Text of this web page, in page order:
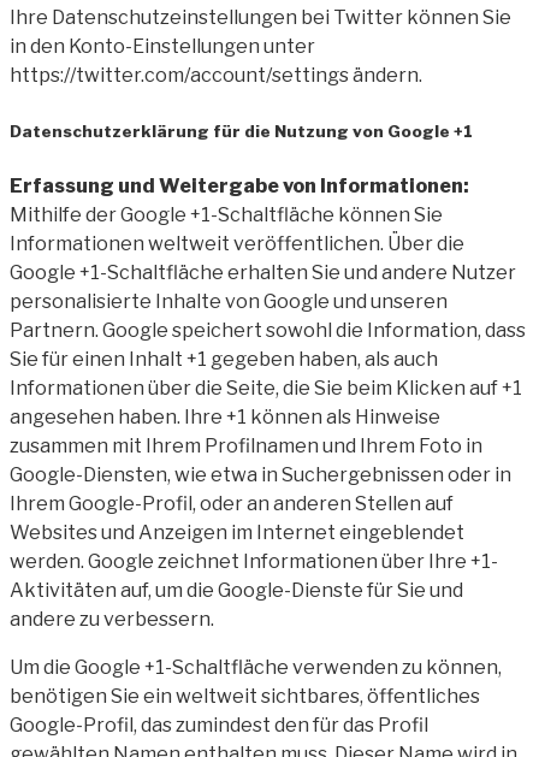
Ihre Datenschutzeinstellungen bei Twitter können Sie
in den Konto-Einstellungen unter
https://twitter.com/account/settings ändern.
Datenschutzerklärung für die Nutzung von Google +1
Erfassung und Weitergabe von Informationen:
Mithilfe der Google +1-Schaltfläche können Sie
Informationen weltweit veröffentlichen. Über die
Google +1-Schaltfläche erhalten Sie und andere Nutzer
personalisierte Inhalte von Google und unseren
Partnern. Google speichert sowohl die Information, dass
Sie für einen Inhalt +1 gegeben haben, als auch
Informationen über die Seite, die Sie beim Klicken auf +1
angesehen haben. Ihre +1 können als Hinweise
zusammen mit Ihrem Profilnamen und Ihrem Foto in
Google-Diensten, wie etwa in Suchergebnissen oder in
Ihrem Google-Profil, oder an anderen Stellen auf
Websites und Anzeigen im Internet eingeblendet
werden. Google zeichnet Informationen über Ihre +1-
Aktivitäten auf, um die Google-Dienste für Sie und
andere zu verbessern.
Um die Google +1-Schaltfläche verwenden zu können,
benötigen Sie ein weltweit sichtbares, öffentliches
Google-Profil, das zumindest den für das Profil